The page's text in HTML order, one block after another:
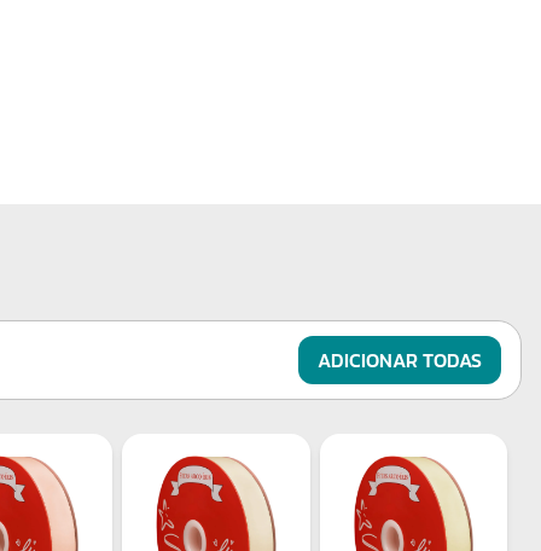
material é altamente resistente ao desgaste, garantindo
que a fita mantenha sua estrutura, cor e brilho ao longo
do tempo, mesmo em projetos que demandam manuseio
ideal para aplicações que buscam um toque de
sofisticação. Além disso, sua largura de 15mm é perfeita
para criar laços e detalhes mais volumosos, tornando-se
ADICIONAR TODAS